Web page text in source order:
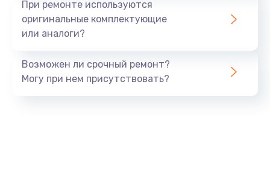
При ремонте используются
оригинальные комплектующие
или аналоги?
Возможен ли срочный ремонт?
Могу при нем присутствовать?